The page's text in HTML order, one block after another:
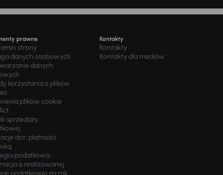
prawne
strony
danych osobowych
danych
korzystania z plików
plików cookie
sprzedaży
dot. płatności
podatkowa
o realizowanej
podatkowej za rok
Kontakty
Kontakty
Kontakty dla mediów